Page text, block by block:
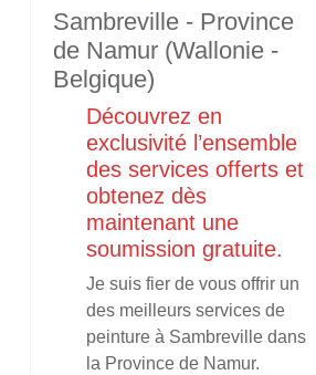
Sambreville - Province
de Namur (Wallonie -
Belgique)
Découvrez en
exclusivité l’ensemble
des services offerts et
obtenez dès
maintenant une
soumission gratuite.
Je suis fier de vous offrir un
des meilleurs services de
peinture à Sambreville dans
la Province de Namur.